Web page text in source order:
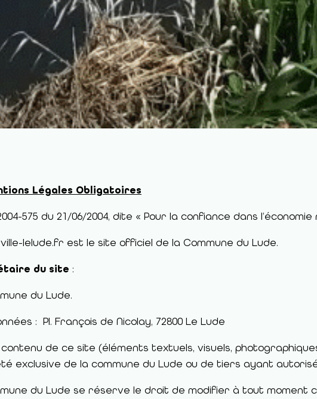
Légales Obligatoires
575 du 21/06/2004, dite « Pour la confiance dans
lelude.fr est le site officiel de la Commune du Lude.
du site :
du Lude.
: Pl. François de Nicolay, 72800 Le Lude
de ce site (éléments textuels, visuels,
exclusive de la commune du Lude ou de tiers ayant
du Lude se réserve le droit de modifier à tout moment